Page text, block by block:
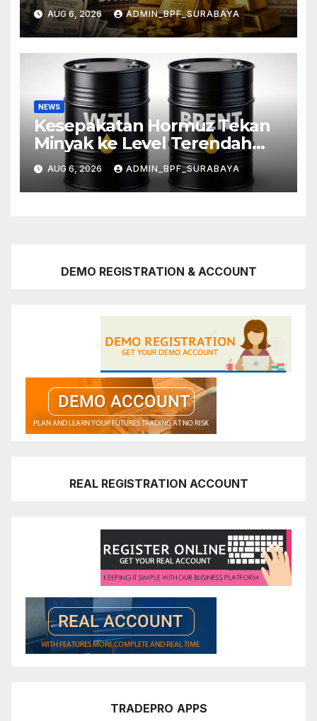
AUG 6, 2026 ADMIN_BPF_SURABAYA
NEWS
Kesepakatan Hormuz Tekan
Minyak ke Level Terendah
Sebulan
AUG 6, 2026 ADMIN_BPF_SURABAYA
DEMO REGISTRATION & ACCOUNT
REAL REGISTRATION ACCOUNT
TRADEPRO APPS